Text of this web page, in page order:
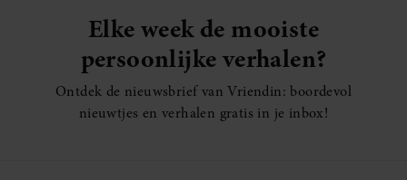
Elke week de mooiste
persoonlijke verhalen?
Ontdek de nieuwsbrief van Vriendin: boordevol
nieuwtjes en verhalen gratis in je inbox!